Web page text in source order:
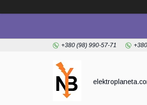
+380 (98) 990-57-71